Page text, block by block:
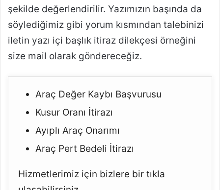
şekilde değerlendirilir. Yazımızın başında da
söylediğimiz gibi yorum kısmından talebinizi
iletin yazı içi başlık itiraz dilekçesi örneğini
size mail olarak göndereceğiz.
Araç Değer Kaybı Başvurusu
Kusur Oranı İtirazı
Ayıplı Araç Onarımı
Araç Pert Bedeli İtirazı
Hizmetlerimiz için bizlere bir tıkla